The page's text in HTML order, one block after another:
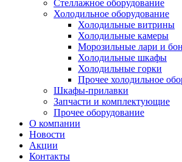
Стеллажное оборудование
Холодильное оборудование
Холодильные витрины
Холодильные камеры
Морозильные лари и
Холодильные шкафы
Холодильные горки
Прочее холодильное
Шкафы-прилавки
Запчасти и комплектующие
Прочее оборудование
О компании
Новости
Акции
Контакты